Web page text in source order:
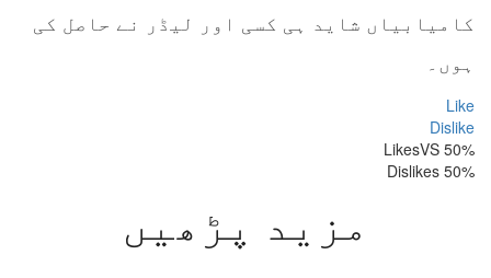
کامیابیاں شاید ہی کسی اور لیڈر نے حاصل کی
ہوں۔
Like
Dislike
50% Likes
VS
50% Dislikes
مزید پڑھیں